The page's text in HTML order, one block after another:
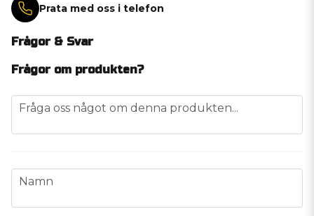
Prata med oss i telefon
Frågor & Svar
Frågor om produkten?
question
Fråga oss något om denna produkten...
name
Namn